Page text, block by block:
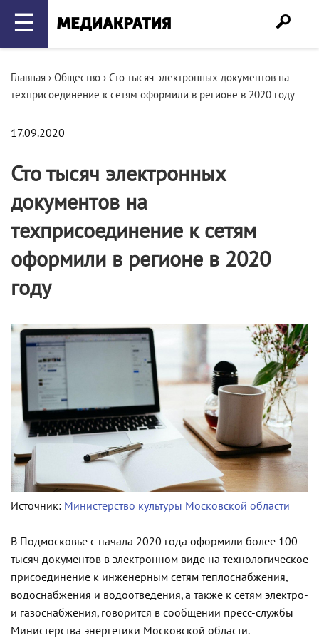
☰
Главная › Общество › Сто тысяч электронных документов на
техприсоединение к сетям оформили в регионе в 2020 году
17.09.2020
Сто тысяч электронных
документов на
техприсоединение к сетям
оформили в регионе в 2020
году
Источник: Министерство культуры Московской области
В Подмосковье с начала 2020 года оформили более 100
тысяч документов в электронном виде на технологическое
присоединение к инженерным сетям теплоснабжения,
водоснабжения и водоотведения, а также к сетям электро-
и газоснабжения, говорится в сообщении пресс-службы
Министерства энергетики Московской области.